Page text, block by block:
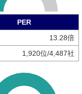
PER
13.28倍
1,920位/4,487社